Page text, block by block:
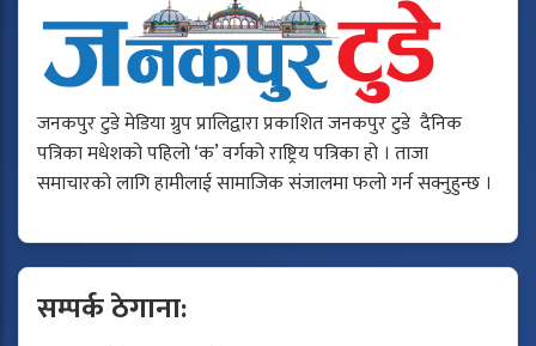
जनकपुर टुडे मेडिया ग्रुप प्रालिद्वारा प्रकाशित जनकपुर टुडे दैनिक
पत्रिका मधेशको पहिलो ‘क’ वर्गको राष्ट्रिय पत्रिका हो । ताजा
समाचारको लागि हामीलाई सामाजिक संजालमा फलो गर्न सक्नुहुन्छ ।
सम्पर्क ठेगाना: